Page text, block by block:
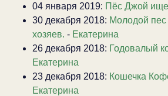
04 января 2019: Пёс Джой
30 декабря 2018: Молодой
хозяев. - Екатерина
26 декабря 2018: Годовалый
Екатерина
23 декабря 2018: Кошечка
Екатерина